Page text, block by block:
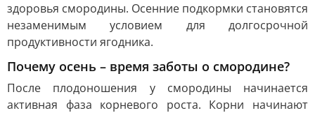
здоровья смородины. Осенние подкормки становятся
незаменимым условием для долгосрочной
продуктивности ягодника.
Почему осень – время заботы о смородине?
После плодоношения у смородины начинается
активная фаза корневого роста. Корни начинают